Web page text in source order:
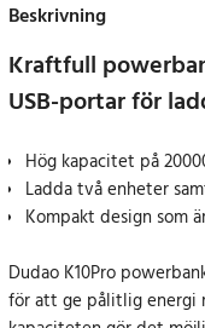
Beskrivning
Kraftfull
USB-portar för
Hög kapacitet på
Ladda två enheter
Kompakt design som
Dudao K10Pro
för att ge pålitlig energi